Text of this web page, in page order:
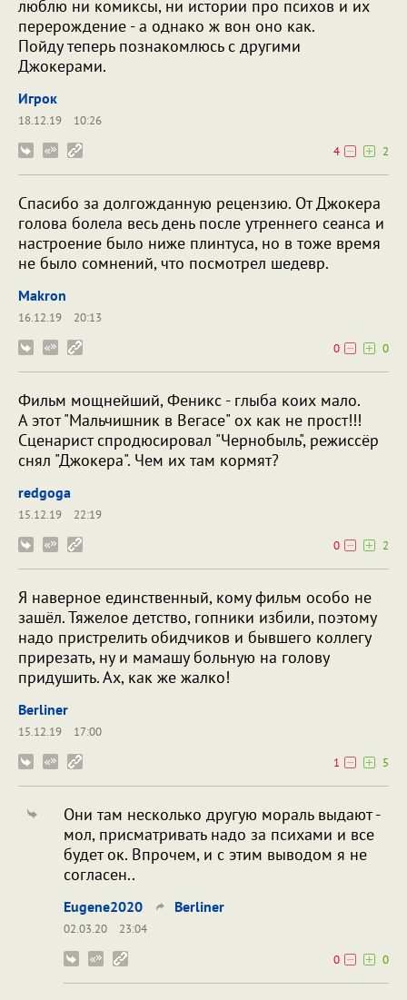
люблю ни комиксы, ни истории про психов и их
перерождение - а однако ж вон оно как.
Пойду теперь познакомлюсь с другими
Джокерами.
Игрок
18.12.19
10:26
4
2
Спасибо за долгожданную рецензию. От Джокера
голова болела весь день после утреннего сеанса и
настроение было ниже плинтуса, но в тоже время
не было сомнений, что посмотрел шедевр.
Makron
16.12.19
20:13
0
0
Фильм мощнейший, Феникс - глыба коих мало.
А этот "Мальчишник в Вегасе" ох как не прост!!!
Сценарист спродюсировал "Чернобыль", режиссёр
снял "Джокера". Чем их там кормят?
redgoga
15.12.19
22:19
0
2
Я наверное единственный, кому фильм особо не
зашёл. Тяжелое детство, гопники избили, поэтому
надо пристрелить обидчиков и бывшего коллегу
прирезать, ну и мамашу больную на голову
придушить. Ах, как же жалко!
Berliner
15.12.19
17:00
1
5
Они там несколько другую мораль выдают -
мол, присматривать надо за психами и все
будет ок. Впрочем, и с этим выводом я не
согласен..
Eugene2020 Berliner
02.03.20
23:04
0
0